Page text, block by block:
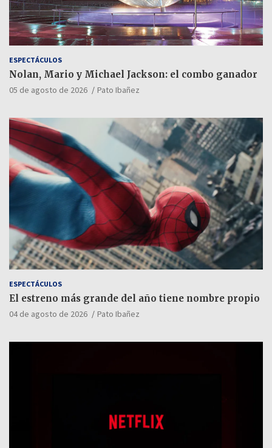
ESPECTÁCULOS
Nolan, Mario y Michael Jackson: el combo ganador
05 de agosto de 2026 Pato Ibañez
ESPECTÁCULOS
El estreno más grande del año tiene nombre propio
04 de agosto de 2026 Pato Ibañez